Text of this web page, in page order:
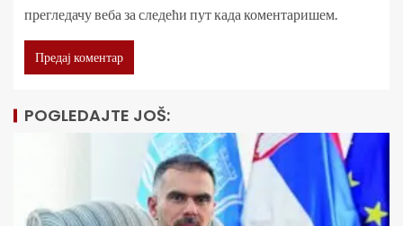
прегледачу веба за следећи пут када коментаришем.
POGLEDAJTE JOŠ: